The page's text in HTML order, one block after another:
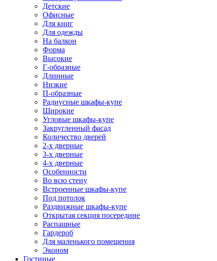
Детские
Офисные
Для книг
Для одежды
На балкон
Форма
Высокие
Г-образные
Длинные
Низкие
П-образные
Радиусные шкафы-купе
Широкие
Угловые шкафы-купе
Закругленный фасад
Количество дверей
2-х дверные
3-х дверные
4-х дверные
Особенности
Во всю стену
Встроенные шкафы-купе
Под потолок
Раздвижные шкафы-купе
Открытая секция посередине
Распашные
Гардероб
Для маленького помещения
Эконом
Гостиные